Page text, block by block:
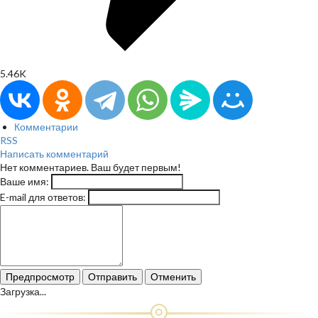
5.46K
Комментарии
RSS
Написать комментарий
Нет комментариев. Ваш будет первым!
Ваше имя:
E-mail для ответов:
Предпросмотр Отправить Отменить
Загрузка...